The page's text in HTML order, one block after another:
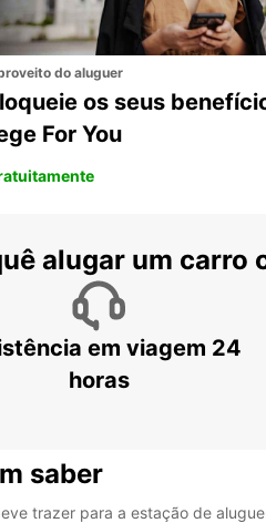
do aluguer
os seus
For You
alugar um carro
em viagem 24
horas
saber
trazer para a estação de